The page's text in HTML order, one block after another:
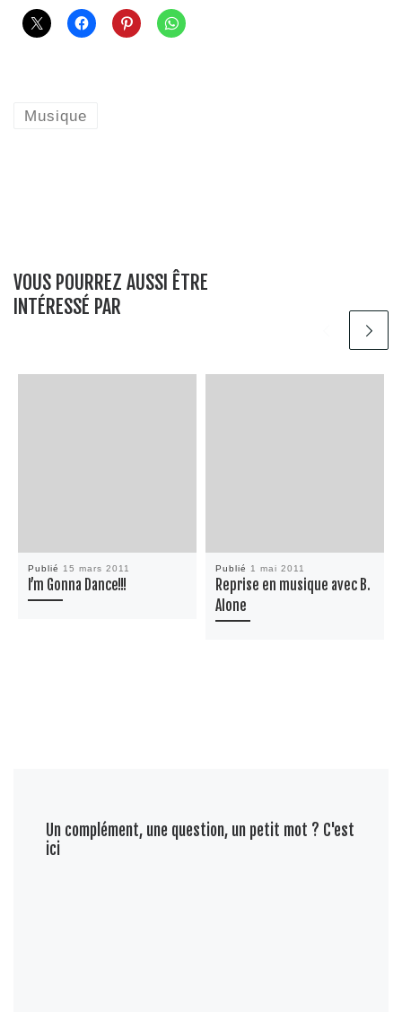
Musique
VOUS POURREZ AUSSI ÊTRE
INTÉRESSÉ PAR
Publié 15 mars 2011
I’m Gonna Dance!!!
Publié 1 mai 2011
Reprise en musique avec B.
Alone
Un complément, une question, un petit mot ? C'est
ici